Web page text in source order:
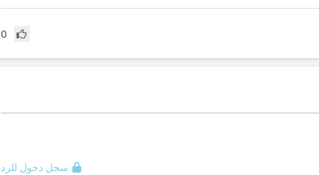
0
سجل دخول للرد